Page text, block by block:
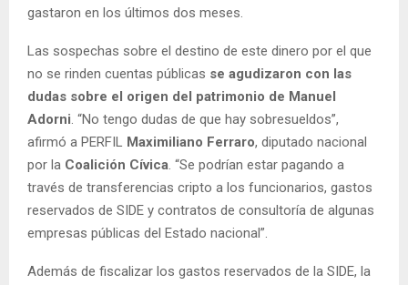
gastaron en los últimos dos meses.
Las sospechas sobre el destino de este dinero por el que
no se rinden cuentas públicas se agudizaron con las
dudas sobre el origen del patrimonio de Manuel
Adorni. “No tengo dudas de que hay sobresueldos”,
afirmó a PERFIL Maximiliano Ferraro, diputado nacional
por la Coalición Cívica. “Se podrían estar pagando a
través de transferencias cripto a los funcionarios, gastos
reservados de SIDE y contratos de consultoría de algunas
empresas públicas del Estado nacional”.
Además de fiscalizar los gastos reservados de la SIDE, la